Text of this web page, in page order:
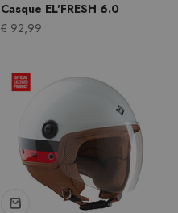
Casque EL'FRESH 6.0
Prix après remise
€ 92,99